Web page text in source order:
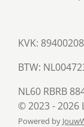
KVK: 89400208
BTW:
NL60 RBRB
© 2023 - 2026
Powered by